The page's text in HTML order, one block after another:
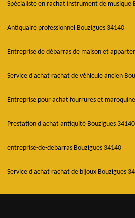
Spécialiste en rachat instrument de musique
Antiquaire professionnel Bouzigues 34140
Entreprise de débarras de maison et
Service d'achat rachat de véhicule ancien
Entreprise pour achat fourrures et
Prestation d'achat antiquité Bouzigues 34140
entreprise-de-debarras Bouzigues 34140
Service d'achat rachat de bijoux Bouzigues